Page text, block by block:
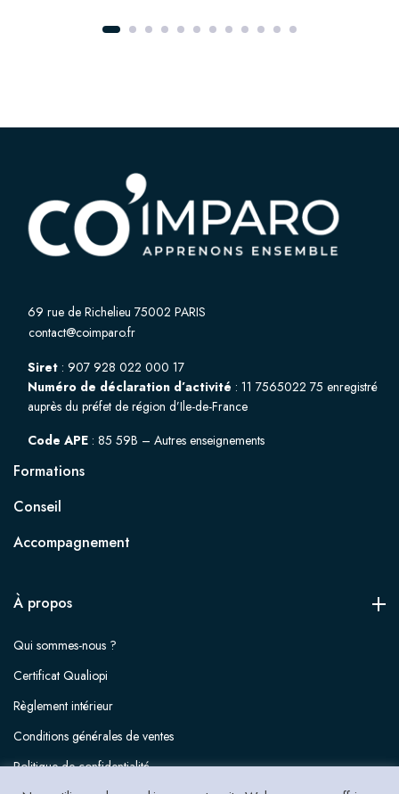
69 rue de Richelieu 75002 PARIS
contact@coimparo.fr
Siret : 907 928 022 000 17
Numéro de déclaration d’activité : 11 7565022 75 enregistré
auprès du préfet de région d’Ile-de-France
Code APE : 85 59B – Autres enseignements
Formations
Conseil
Accompagnement
À propos
Qui sommes-nous ?
Certificat Qualiopi
Règlement intérieur
Conditions générales de ventes
Politique de confidentialité